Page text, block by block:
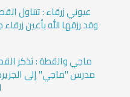
عيوني زرقاء : تتناول
وقد رزقها الله بأعين
ماجي والقطة : تذكر
مدرس "ماجي" إلى